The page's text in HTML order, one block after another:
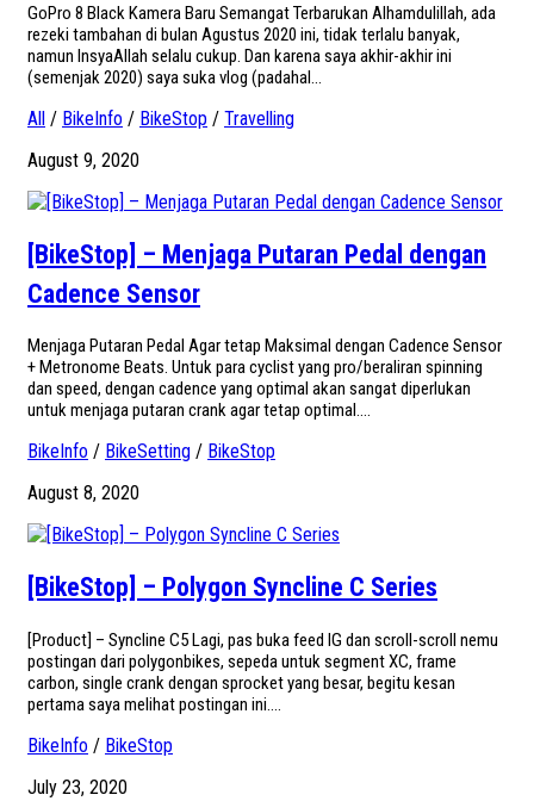
GoPro 8 Black Kamera Baru Semangat Terbarukan Alhamdulillah, ada
rezeki tambahan di bulan Agustus 2020 ini, tidak terlalu banyak,
namun InsyaAllah selalu cukup. Dan karena saya akhir-akhir ini
(semenjak 2020) saya suka vlog (padahal...
All / BikeInfo / BikeStop / Travelling
August 9, 2020
[BikeStop] – Menjaga Putaran Pedal dengan
Cadence Sensor
Menjaga Putaran Pedal Agar tetap Maksimal dengan Cadence Sensor
+ Metronome Beats. Untuk para cyclist yang pro/beraliran spinning
dan speed, dengan cadence yang optimal akan sangat diperlukan
untuk menjaga putaran crank agar tetap optimal....
BikeInfo / BikeSetting / BikeStop
August 8, 2020
[BikeStop] – Polygon Syncline C Series
[Product] – Syncline C5 Lagi, pas buka feed IG dan scroll-scroll nemu
postingan dari polygonbikes, sepeda untuk segment XC, frame
carbon, single crank dengan sprocket yang besar, begitu kesan
pertama saya melihat postingan ini....
BikeInfo / BikeStop
July 23, 2020